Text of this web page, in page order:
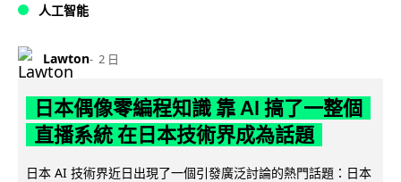
人工智能
Lawton 2 日
日本偶像零編程知識 靠 AI 搞了一整個
直播系統 在日本技術界成為話題
日本 AI 技術界近日出現了一個引發廣泛討論的熱門話題：日本